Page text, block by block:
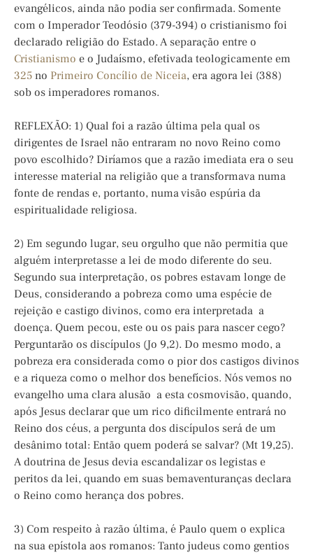
evangélicos, ainda não podia ser confirmada. Somente
com o Imperador Teodósio (379-394) o cristianismo foi
declarado religião do Estado. A separação entre o
Cristianismo e o Judaísmo, efetivada teologicamente em
325 no Primeiro Concílio de Niceia, era agora lei (388)
sob os imperadores romanos.
REFLEXÃO: 1) Qual foi a razão última pela qual os
dirigentes de Israel não entraram no novo Reino como
povo escolhido? Diríamos que a razão imediata era o seu
interesse material na religião que a transformava numa
fonte de rendas e, portanto, numa visão espúria da
espiritualidade religiosa.
2) Em segundo lugar, seu orgulho que não permitia que
alguém interpretasse a lei de modo diferente do seu.
Segundo sua interpretação, os pobres estavam longe de
Deus, considerando a pobreza como uma espécie de
rejeição e castigo divinos, como era interpretada a
doença. Quem pecou, este ou os pais para nascer cego?
Perguntarão os discípulos (Jo 9,2). Do mesmo modo, a
pobreza era considerada como o pior dos castigos divinos
e a riqueza como o melhor dos benefícios. Nós vemos no
evangelho uma clara alusão a esta cosmovisão, quando,
após Jesus declarar que um rico dificilmente entrará no
Reino dos céus, a pergunta dos discípulos será de um
desânimo total: Então quem poderá se salvar? (Mt 19,25).
A doutrina de Jesus devia escandalizar os legistas e
peritos da lei, quando em suas bemaventuranças declara
o Reino como herança dos pobres.
3) Com respeito à razão última, é Paulo quem o explica
na sua epístola aos romanos: Tanto judeus como gentios